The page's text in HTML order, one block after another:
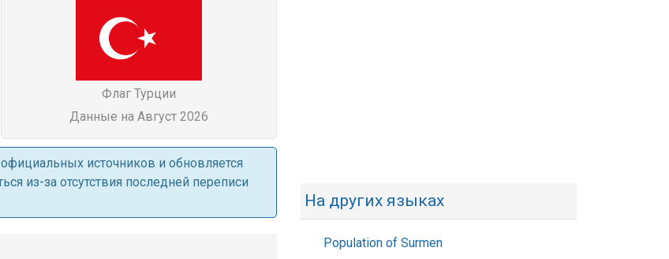
Флаг Турции
Данные на Август 2026
источников и обновляется
из-за отсутствия последней переписи
На других языках
Population of Surmen